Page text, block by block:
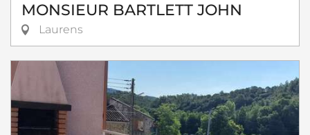
MONSIEUR BARTLETT JOHN
Laurens